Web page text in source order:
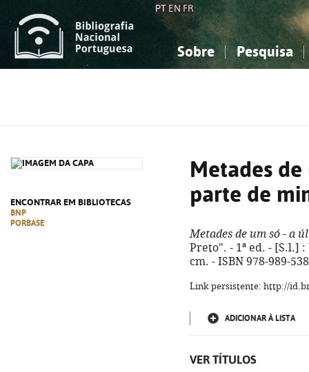
PT EN FR
Sobre Pesquisa
ENCONTRAR EM BIBLIOTECAS
BNP
PORBASE
Metades
parte de
Metades de um só - a
Preto". - 1ª ed. - [S.l.]
cm. - ISBN 978-989-
Link persistente: http://
ADICIONAR À LISTA
VER TÍTULOS